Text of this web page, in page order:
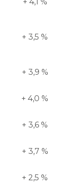
+ 3,5 %
+ 3,9 %
+ 4,0 %
+ 3,6 %
+ 3,7 %
+ 2,5 %